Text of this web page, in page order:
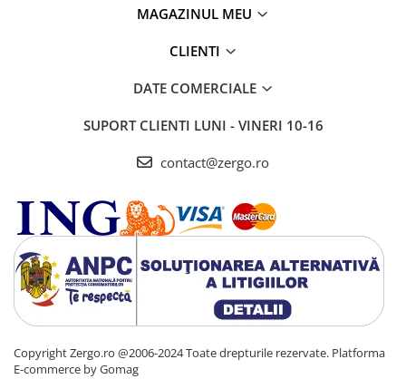
MAGAZINUL MEU
CLIENTI
DATE COMERCIALE
SUPORT CLIENTI LUNI - VINERI 10-16
contact@zergo.ro
Copyright Zergo.ro @2006-2024 Toate drepturile rezervate. Platforma
E-commerce by Gomag